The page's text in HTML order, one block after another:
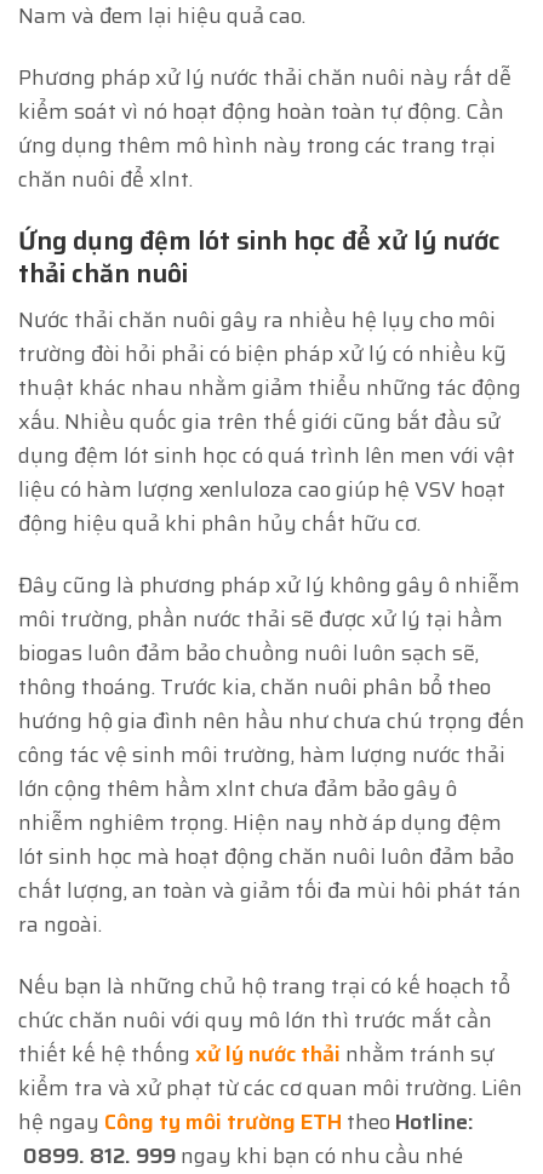
Nam và đem lại hiệu quả cao.
Phương pháp xử lý nước thải chăn nuôi này rất dễ
kiểm soát vì nó hoạt động hoàn toàn tự động. Cần
ứng dụng thêm mô hình này trong các trang trại
chăn nuôi để xlnt.
Ứng dụng đệm lót sinh học để xử lý nước
thải chăn nuôi
Nước thải chăn nuôi gây ra nhiều hệ lụy cho môi
trường đòi hỏi phải có biện pháp xử lý có nhiều kỹ
thuật khác nhau nhằm giảm thiểu những tác động
xấu. Nhiều quốc gia trên thế giới cũng bắt đầu sử
dụng đệm lót sinh học có quá trình lên men với vật
liệu có hàm lượng xenluloza cao giúp hệ VSV hoạt
động hiệu quả khi phân hủy chất hữu cơ.
Đây cũng là phương pháp xử lý không gây ô nhiễm
môi trường, phần nước thải sẽ được xử lý tại hầm
biogas luôn đảm bảo chuồng nuôi luôn sạch sẽ,
thông thoáng. Trước kia, chăn nuôi phân bổ theo
hướng hộ gia đình nên hầu như chưa chú trọng đến
công tác vệ sinh môi trường, hàm lượng nước thải
lớn cộng thêm hầm xlnt chưa đảm bảo gây ô
nhiễm nghiêm trọng. Hiện nay nhờ áp dụng đệm
lót sinh học mà hoạt động chăn nuôi luôn đảm bảo
chất lượng, an toàn và giảm tối đa mùi hôi phát tán
ra ngoài.
Nếu bạn là những chủ hộ trang trại có kế hoạch tổ
chức chăn nuôi với quy mô lớn thì trước mắt cần
thiết kế hệ thống xử lý nước thải nhằm tránh sự
kiểm tra và xử phạt từ các cơ quan môi trường. Liên
hệ ngay Công ty môi trường ETH theo Hotline:
0899. 812. 999ngay khi bạn có nhu cầu nhé